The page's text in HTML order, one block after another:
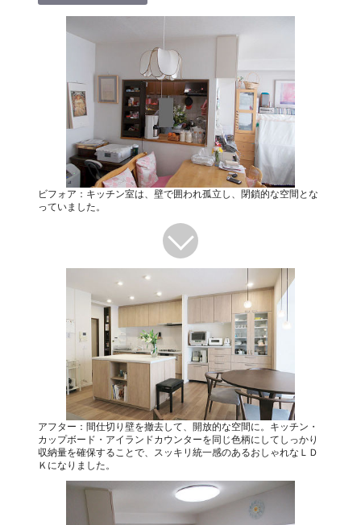
ビフォア：キッチン室は、壁で囲われ孤立し、閉鎖的な空間とな
っていました。
アフター：間仕切り壁を撤去して、開放的な空間に。キッチン・
カップボード・アイランドカウンターを同じ色柄にしてしっかり
収納量を確保することで、スッキリ統一感のあるおしゃれなＬＤ
Ｋになりました。